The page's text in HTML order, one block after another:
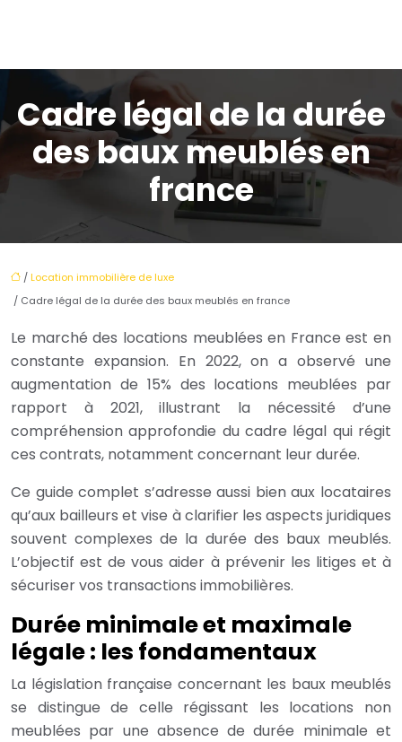
Cadre légal de la durée
des baux meublés en
france
/ Location immobilière de luxe
/ Cadre légal de la durée des baux meublés en france
Le marché des locations meublées en France est en
constante expansion. En 2022, on a observé une
augmentation de 15% des locations meublées par
rapport à 2021, illustrant la nécessité d’une
compréhension approfondie du cadre légal qui régit
ces contrats, notamment concernant leur durée.
Ce guide complet s’adresse aussi bien aux locataires
qu’aux bailleurs et vise à clarifier les aspects juridiques
souvent complexes de la durée des baux meublés.
L’objectif est de vous aider à prévenir les litiges et à
sécuriser vos transactions immobilières.
Durée minimale et maximale
légale : les fondamentaux
La législation française concernant les baux meublés
se distingue de celle régissant les locations non
meublées par une absence de durée minimale et